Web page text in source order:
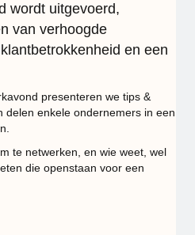
wordt uitgevoerd,
van verhoogde
en een
presenteren we tips &
delen enkele ondernemers in een
te netwerken, en wie weet, wel
die openstaan voor een